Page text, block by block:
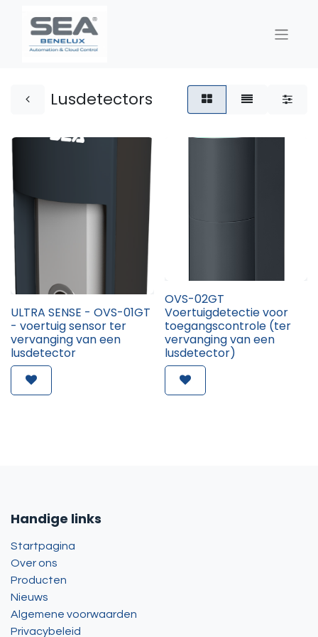
Lusdetectors
ULTRA SENSE - OVS-01GT
- voertuig sensor ter
vervanging van een
lusdetector
OVS-02GT
Voertuigdetectie voor
toegangscontrole (ter
vervanging van een
lusdetector)
Handige links
Startpagina
Over ons
Producten
Nieuws
Algemene voorwaarden
Privacybeleid